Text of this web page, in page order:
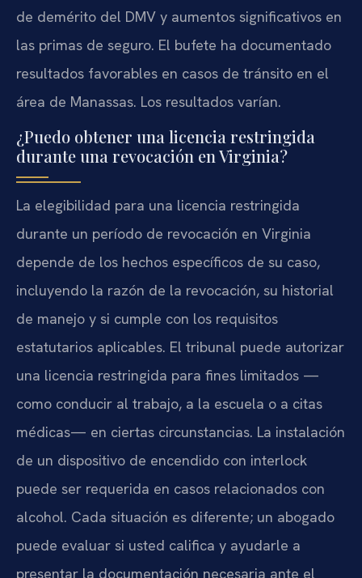
de demérito del DMV y aumentos significativos en
las primas de seguro. El bufete ha documentado
resultados favorables en casos de tránsito en el
área de Manassas. Los resultados varían.
¿Puedo obtener una licencia restringida
durante una revocación en Virginia?
La elegibilidad para una licencia restringida
durante un período de revocación en Virginia
depende de los hechos específicos de su caso,
incluyendo la razón de la revocación, su historial
de manejo y si cumple con los requisitos
estatutarios aplicables. El tribunal puede autorizar
una licencia restringida para fines limitados —
como conducir al trabajo, a la escuela o a citas
médicas— en ciertas circunstancias. La instalación
de un dispositivo de encendido con interlock
puede ser requerida en casos relacionados con
alcohol. Cada situación es diferente; un abogado
puede evaluar si usted califica y ayudarle a
presentar la documentación necesaria ante el